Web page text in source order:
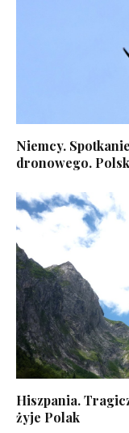
Niemcy.
dronowego.
Hiszpania.
żyje Polak